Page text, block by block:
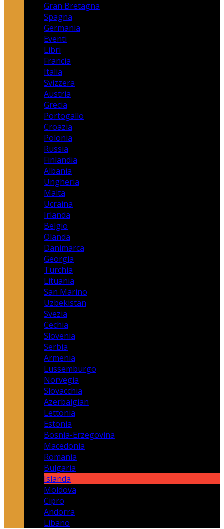
Gran Bretagna
Spagna
Germania
Eventi
Libri
Francia
Italia
Svizzera
Austria
Grecia
Portogallo
Croazia
Polonia
Russia
Finlandia
Albania
Ungheria
Malta
Ucraina
Irlanda
Belgio
Olanda
Danimarca
Georgia
Turchia
Lituania
San Marino
Uzbekistan
Svezia
Cechia
Slovenia
Serbia
Armenia
Lussemburgo
Norvegia
Slovacchia
Azerbaigian
Lettonia
Estonia
Bosnia-Erzegovina
Macedonia
Romania
Bulgaria
Islanda
Moldova
Cipro
Andorra
Libano